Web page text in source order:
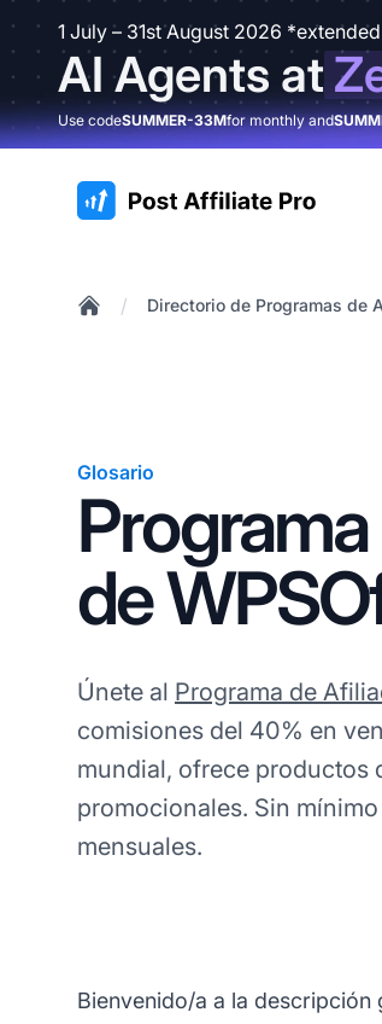
1 July – 31st August 2026 *extended
AI Agents at
Use codeSUMMER-33Mfor monthly and
:site.title
/ Directorio de Programas de
Glosario
de
Únete al Programa de
comisiones del 40% en
mundial, ofrece productos
promocionales. Sin
mensuales.
Bienvenido/a a la